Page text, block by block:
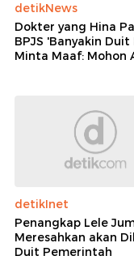
detikNews
Dokter yang Hina
BPJS 'Banyakin Duit
Minta Maaf: Mohon
detikInet
Penangkap Lele
Meresahkan akan
Duit Pemerintah